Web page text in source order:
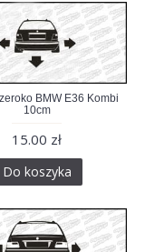
BMW E36 Kombi
10cm
15.00 zł
Do koszyka